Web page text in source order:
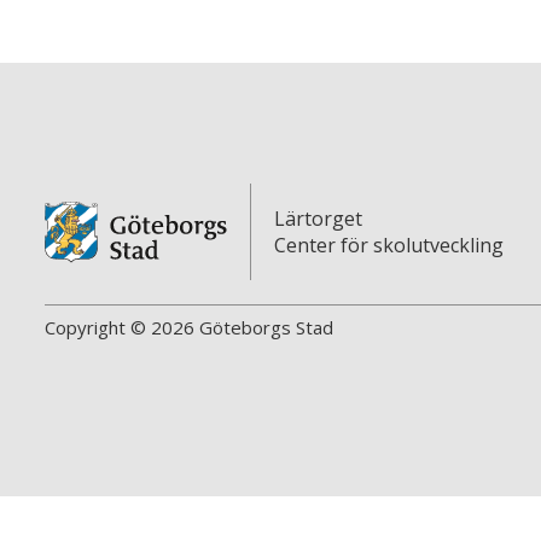
Lärtorget
Center för skolutveckling
Copyright © 2026 Göteborgs Stad